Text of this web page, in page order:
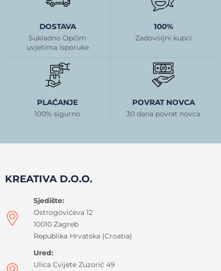
DOSTAVA
Sukladno Općim
uvjetima isporuke
100%
Zadovoljni kupci
PLAĆANJE
100% sigurno
POVRAT NOVCA
30 dana povrat novca
KREATIVA D.O.O.
Sjedište:
Ostrogovićeva 12
10010 Zagreb
Republika Hrvatska (Croatia)
Ured:
Ulica Cvijete Zuzorić 49